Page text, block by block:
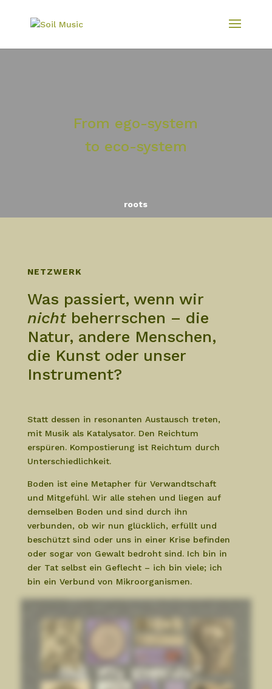
From ego-system
to eco-system
roots
NETZWERK
Was passiert, wenn wir
nichtbeherrschen – die
Natur, andere Menschen,
die Kunst oder unser
Instrument?
Statt dessen in resonanten Austausch treten,
mit Musik als Katalysator. Den Reichtum
erspüren. Kompostierung ist Reichtum durch
Unterschiedlichkeit.
Boden ist eine Metapher für Verwandtschaft
und Mitgefühl. Wir alle stehen und liegen auf
demselben Boden und sind durch ihn
verbunden, ob wir nun glücklich, erfüllt und
beschützt sind oder uns in einer Krise befinden
oder sogar von Gewalt bedroht sind. Ich bin in
der Tat selbst ein Geflecht – ich bin viele; ich
bin ein Verbund von Mikroorganismen.